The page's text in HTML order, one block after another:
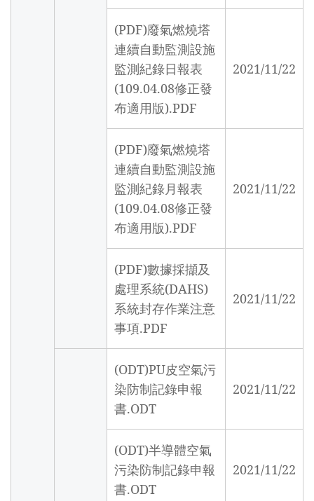
(PDF)廢氣燃燒塔
連續自動監測設施
監測紀錄日報表
(109.04.08修正發
布適用版).PDF
2021/11/22
(PDF)廢氣燃燒塔
連續自動監測設施
監測紀錄月報表
(109.04.08修正發
布適用版).PDF
2021/11/22
(PDF)數據採擷及
處理系統(DAHS)
系統封存作業注意
事項.PDF
2021/11/22
(ODT)PU皮空氣污
染防制記錄申報
書.ODT
2021/11/22
(ODT)半導體空氣
污染防制記錄申報
書.ODT
2021/11/22